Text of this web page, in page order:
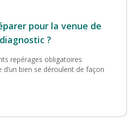
pour la venue de
?
repérages obligatoires
d’un bien se déroulent de façon